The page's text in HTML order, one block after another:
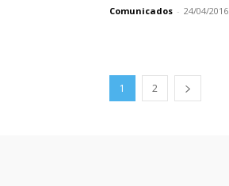
Comunicados - 24/04/2016
1 2